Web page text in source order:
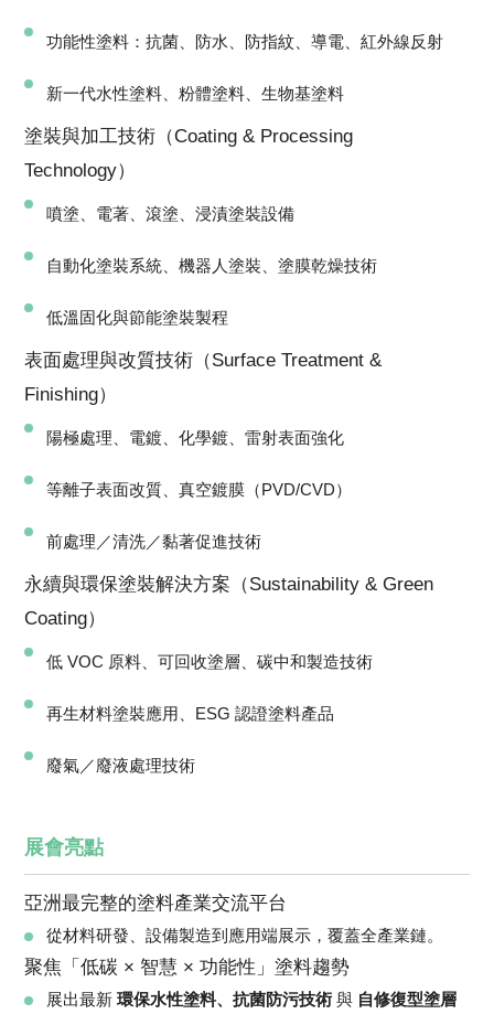
功能性塗料：抗菌、防水、防指紋、導電、紅外線反射
新一代水性塗料、粉體塗料、生物基塗料
塗裝與加工技術（Coating & Processing
Technology）
噴塗、電著、滾塗、浸漬塗裝設備
自動化塗裝系統、機器人塗裝、塗膜乾燥技術
低溫固化與節能塗裝製程
表面處理與改質技術（Surface Treatment &
Finishing）
陽極處理、電鍍、化學鍍、雷射表面強化
等離子表面改質、真空鍍膜（PVD/CVD）
前處理／清洗／黏著促進技術
永續與環保塗裝解決方案（Sustainability & Green
Coating）
低 VOC 原料、可回收塗層、碳中和製造技術
再生材料塗裝應用、ESG 認證塗料產品
廢氣／廢液處理技術
展會亮點
亞洲最完整的塗料產業交流平台
從材料研發、設備製造到應用端展示，覆蓋全產業鏈。
聚焦「低碳 × 智慧 × 功能性」塗料趨勢
展出最新環保水性塗料、抗菌防污技術 與 自修復型塗層